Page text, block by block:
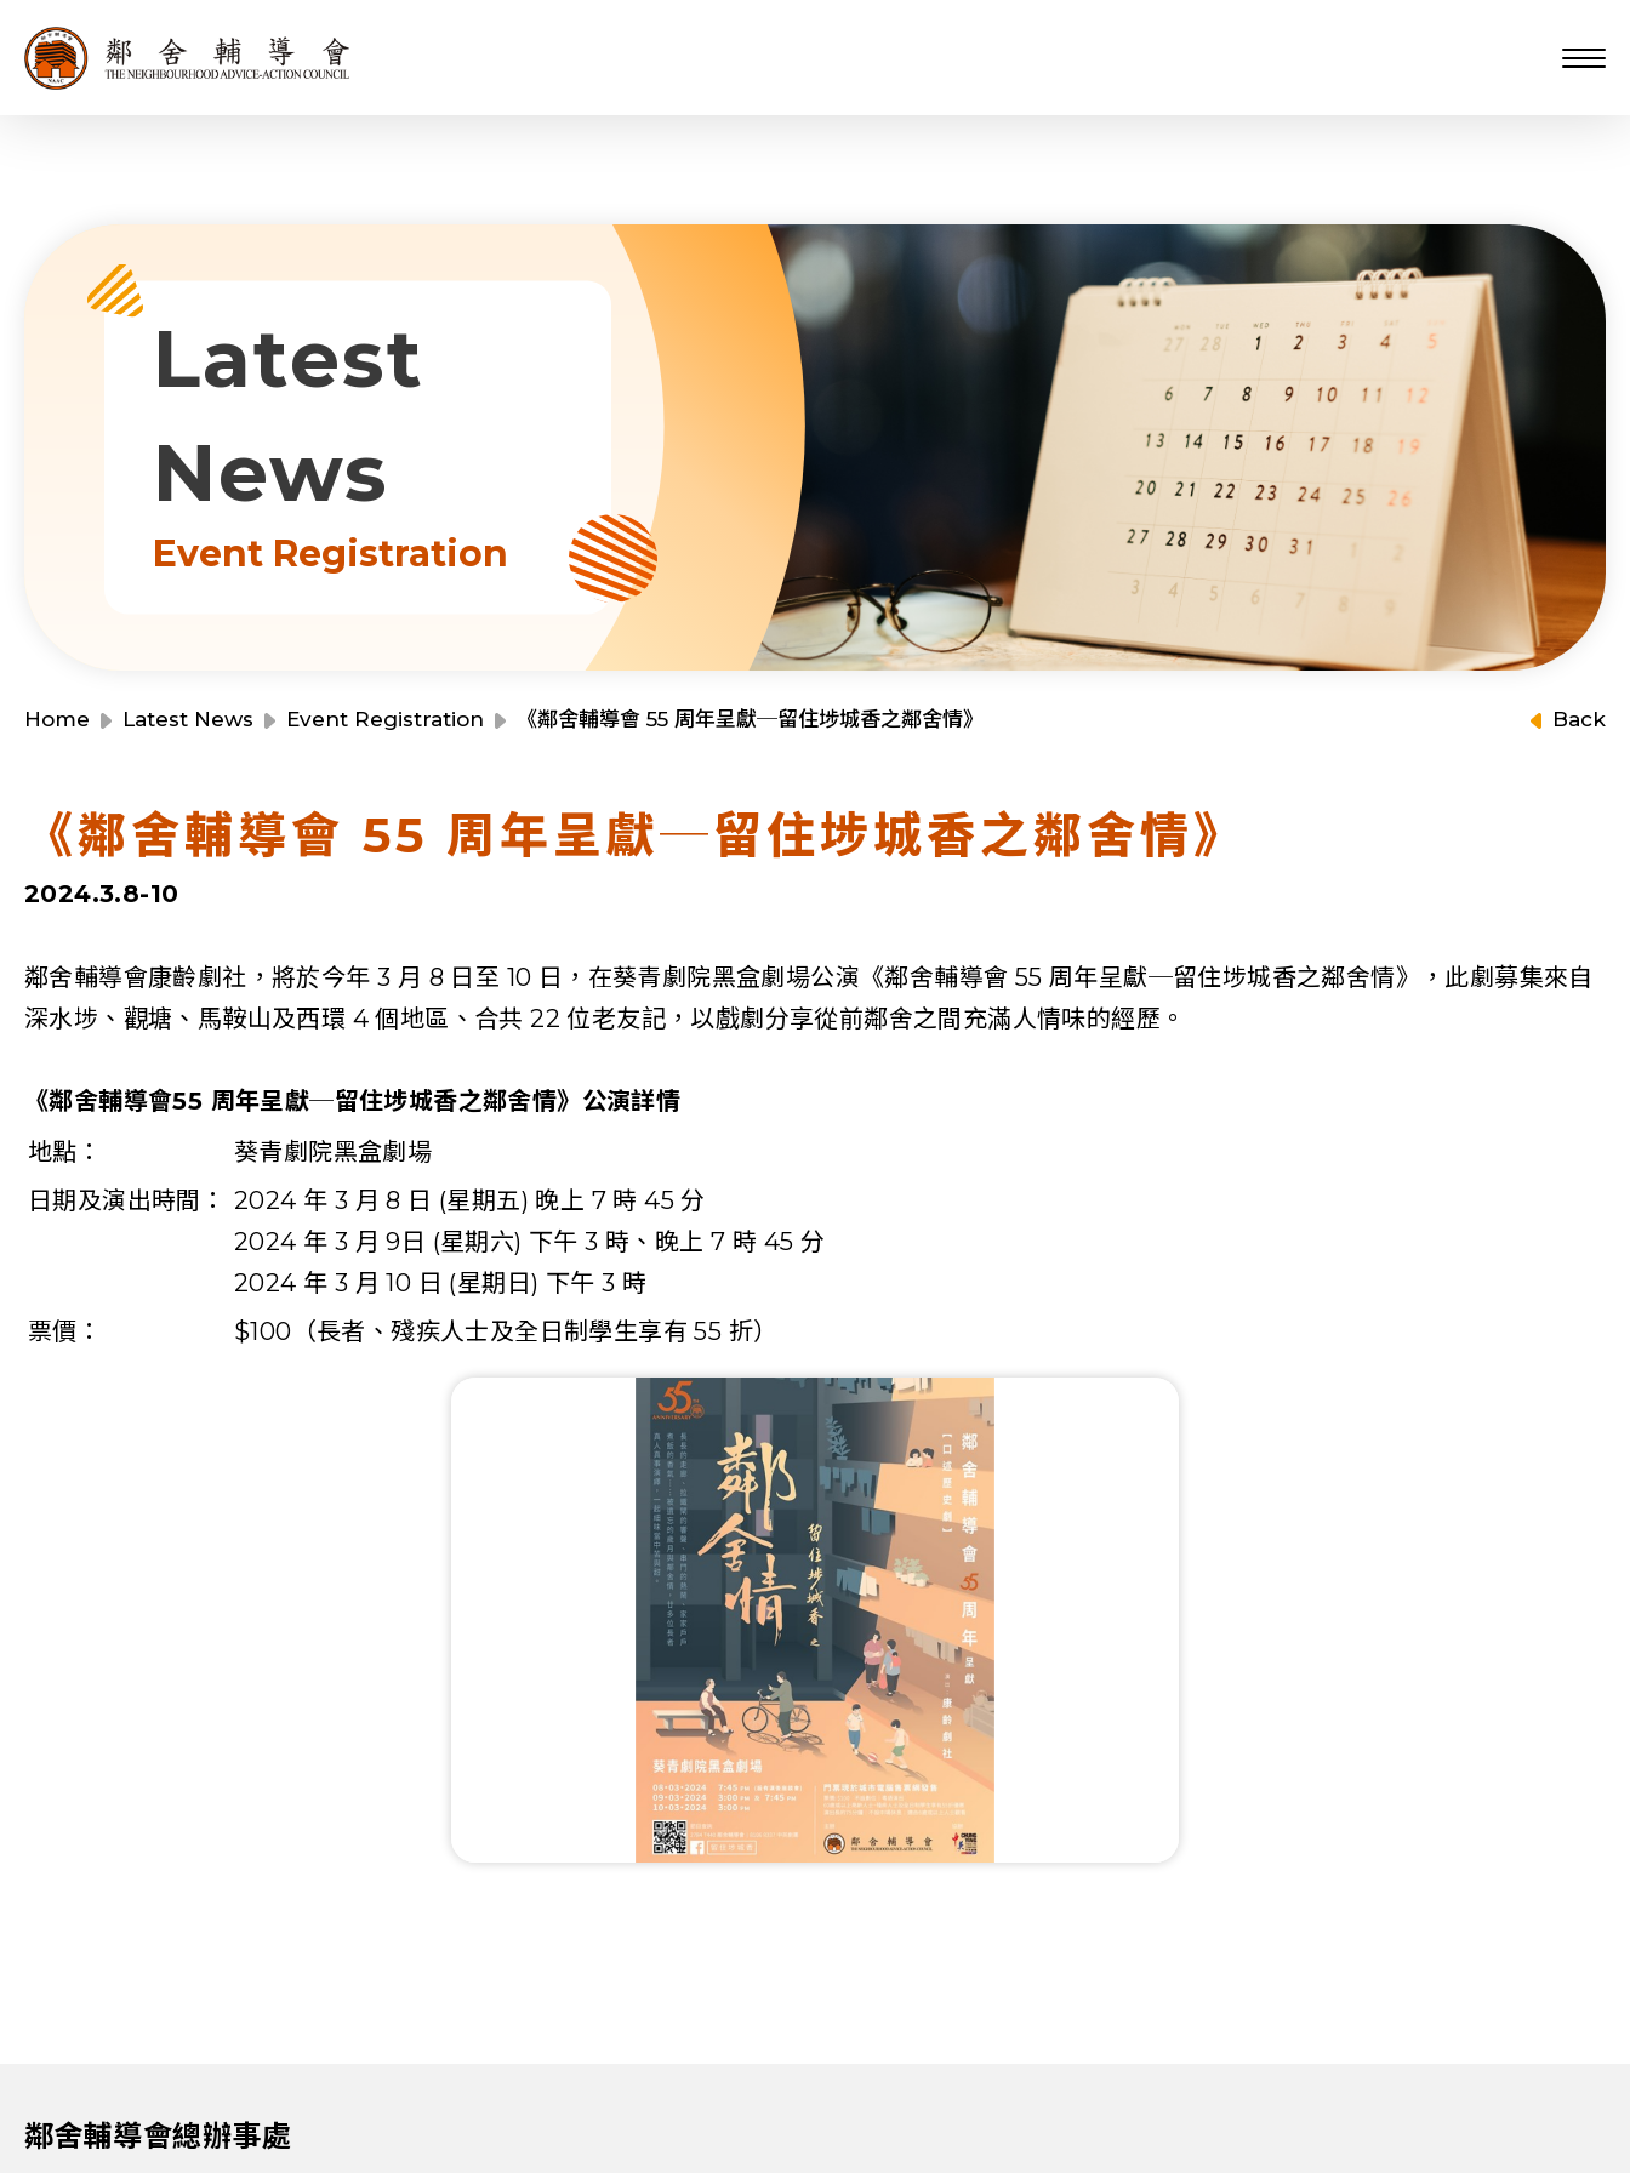
Latest
News
Event Registration
Home Latest News Event Registration 《鄰舍輔導會 55 周年呈獻─留住埗城香之鄰舍情》 Back
《鄰舍輔導會 55 周年呈獻─留住埗城香之鄰舍情》
2024.3.8-10
鄰舍輔導會康齡劇社，將於今年 3 月 8 日至 10 日，在葵青劇院黑盒劇場公演《鄰舍輔導會 55 周年呈獻─留住埗城香之鄰舍情》，此劇募集來自
深水埗、觀塘、馬鞍山及西環 4 個地區、合共 22 位老友記，以戲劇分享從前鄰舍之間充滿人情味的經歷。​
《鄰舍輔導會55 周年呈獻─留住埗城香之鄰舍情》公演詳情
地點：
葵青劇院黑盒劇場
日期及演出時間：
2024 年 3 月 8 日 (星期五) 晚上 7 時 45 分
2024 年 3 月 9日 (星期六) 下午 3 時、晚上 7 時 45 分
2024 年 3 月 10 日 (星期日) 下午 3 時
票價：
$100（長者、殘疾人士及全日制學生享有 55 折）
鄰舍輔導會總辦事處
Tenders
About Us
Mainland Service
Education Service
Health Care Services
​Social Enterprise
Our Services
Our Partners
Donation Methods
Become A Volunteer
Support Us
Press Releases and Media Coverage
Annual Report
Newsletter and Publications
Financial Reports
Resource Centre
Events
Event Registration
Latest News
Join Us